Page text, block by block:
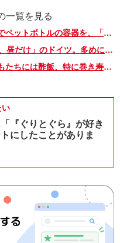
一覧を見る
「プファンド」でペットボトルの容器を、「リファンド」でテイクアウトの容器を再利用。エコ大国ドイツの画期的なシステム【日登美のタベコト in Berlin・82】
「料理は1日1回、昼だけ」のドイツ。多めに作って残りを夜に。日本でも、そのくらい楽をしてもいいのでは？【日登美のタベコト in Berlin・80】
食欲のない子どもたちには酢飯、特に巻き寿司やちらし寿司がお勧め。食べやすさだけでなく、栄養面でもいいことが【タベコト in Berlin・129】
い
『ぐりとぐら』が好き
にしたことがありま